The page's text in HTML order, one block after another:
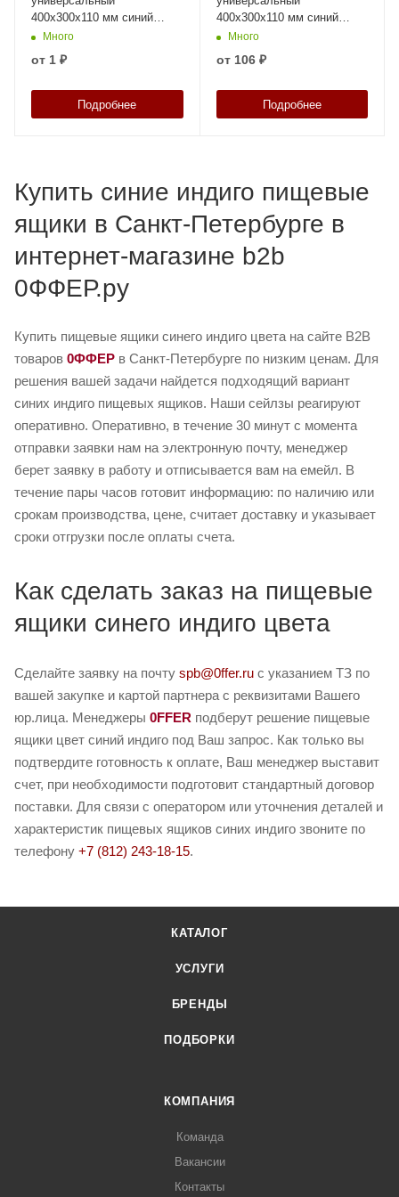
400х300х110 мм синий
индиго с
перфорированными
стенками и дном
Много
от 1 ₽
Подробнее
400х300х110 мм синий
индиго ЭКО с
перфорированными
стенками и дном
Много
от 106 ₽
Подробнее
Купить синие индиго пищевые
ящики в Санкт-Петербурге в
интернет-магазине b2b
0ФФЕР.ру
Купить пищевые ящики синего индиго цвета на сайте B2B
товаров 0ФФЕР в Санкт-Петербурге по низким ценам. Для
решения вашей задачи найдется подходящий вариант
синих индиго пищевых ящиков. Наши сейлзы реагируют
оперативно. Оперативно, в течение 30 минут с момента
отправки заявки нам на электронную почту, менеджер
берет заявку в работу и отписывается вам на емейл. В
течение пары часов готовит информацию: по наличию или
срокам производства, цене, считает доставку и указывает
сроки отгрузки после оплаты счета.
Как сделать заказ на пищевые
ящики синего индиго цвета
Сделайте заявку на почту spb@0ffer.ru с указанием ТЗ по
вашей закупке и картой партнера с реквизитами Вашего
юр.лица. Менеджеры 0FFER подберут решение пищевые
ящики цвет синий индиго под Ваш запрос. Как только вы
подтвердите готовность к оплате, Ваш менеджер выставит
счет, при необходимости подготовит стандартный договор
поставки. Для связи с оператором или уточнения деталей и
характеристик пищевых ящиков синих индиго звоните по
телефону +7 (812) 243-18-15.
КАТАЛОГ
УСЛУГИ
БРЕНДЫ
ПОДБОРКИ
КОМПАНИЯ
Команда
Вакансии
Контакты